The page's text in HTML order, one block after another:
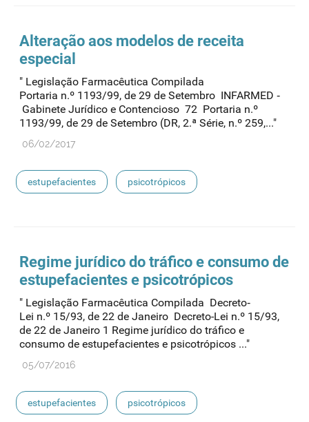
Alteração aos modelos de receita
especial
" Legislação Farmacêutica Compilada
Portaria n.º 1193/99, de 29 de Setembro INFARMED ‐
Gabinete Jurídico e Contencioso 72 Portaria n.º
1193/99, de 29 de Setembro (DR, 2.ª Série, n.º 259,..."
06/02/2017
estupefacientes psicotrópicos
Regime jurídico do tráfico e consumo de
estupefacientes e psicotrópicos
" Legislação Farmacêutica Compilada Decreto‐
Lei n.º 15/93, de 22 de Janeiro Decreto-Lei n.º 15/93,
de 22 de Janeiro 1 Regime jurídico do tráfico e
consumo de estupefacientes e psicotrópicos ..."
05/07/2016
estupefacientes psicotrópicos